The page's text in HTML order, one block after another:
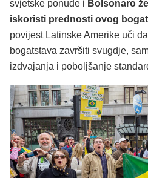
svjetske ponude i Bolsonaro
iskoristi prednosti ovog
povijest Latinske Amerike uči
bogatstava završiti svugdje,
izdvajanja i poboljšanje